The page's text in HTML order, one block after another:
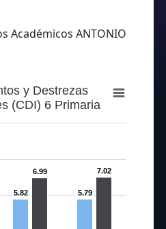
Académicos ANTONIO
y Destrezas
(CDI) 6 Primaria
5.82 5.79
6.99
7.02